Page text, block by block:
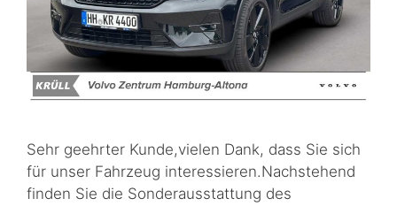
Sehr geehrter Kunde,vielen Dank, dass Sie sich
für unser Fahrzeug interessieren.Nachstehend
finden Sie die Sonderausstattung des